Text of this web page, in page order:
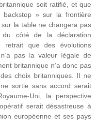
soit ratifié, et que
» sur la frontière
la table ne changera pas
du côté de la déclaration
retrait que des évolutions
pas la valeur légale de
britannique n’a donc pas
choix britanniques. Il ne
sortie sans accord serait
Uni, la perspective
serait désastreuse à
européenne et ses pays